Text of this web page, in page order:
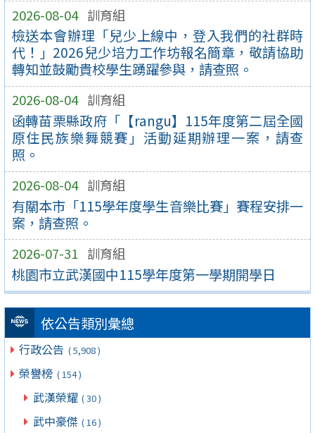
2026-08-04 訓育組
檢送本會辦理「兒少上線中，登入我們的社群時
代！」2026兒少培力工作坊報名簡章，敬請協助
轉知並鼓勵貴校學生踴躍參與，請查照。
2026-08-04 訓育組
函轉苗栗縣政府「【rangu】115年度第二屆全國
原住民族樂舞競賽」活動延期辦理一案，請查
照。
2026-08-04 訓育組
有關本市「115學年度學生音樂比賽」賽程安排一
案，請查照。
2026-07-31 訓育組
桃園市立武漢國中115學年度第一學期開學日
依公告類別彙總
行政公告 ( 5,908 )
榮譽榜 ( 154 )
武漢榮耀 ( 30 )
武中豪傑 ( 16 )